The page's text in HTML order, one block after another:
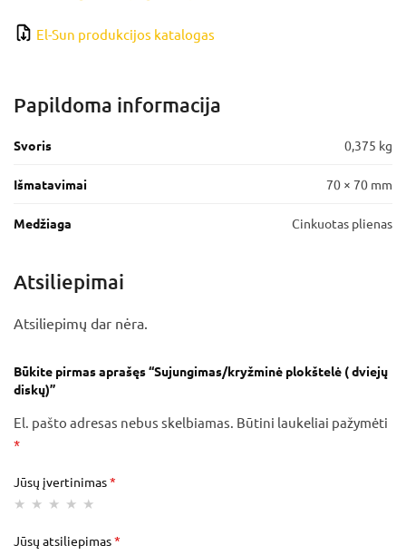
El-Sun produkcijos katalogas
Papildoma informacija
Svoris 0,375 kg
Išmatavimai 70 × 70 mm
Medžiaga Cinkuotas plienas
Atsiliepimai
Atsiliepimų dar nėra.
Būkite pirmas aprašęs “Sujungimas/kryžminė plokštelė ( dviejų
diskų)”
El. pašto adresas nebus skelbiamas. Būtini laukeliai pažymėti
*
Jūsų įvertinimas*
Jūsų atsiliepimas*